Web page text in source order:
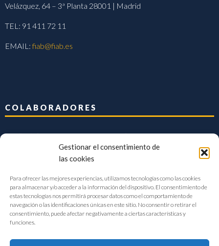
Gestionar el consentimiento de
las cookies
Para ofrecer las mejores experiencias, utilizamos tecnologías como las cookies
para almacenar y/o acceder a la información del dispositivo. El consentimiento de
estas tecnologías nos permitirá procesar datos como el comportamiento de
navegación o las identificaciones únicas en este sitio. No consentir o retirar el
consentimiento, puede afectar negativamente a ciertas características y
funciones.
Velázquez, 64 – 3ª Planta 28001 | Madrid
TEL: 91 411 72 11
EMAIL:fiab@fiab.es
COLABORADORES